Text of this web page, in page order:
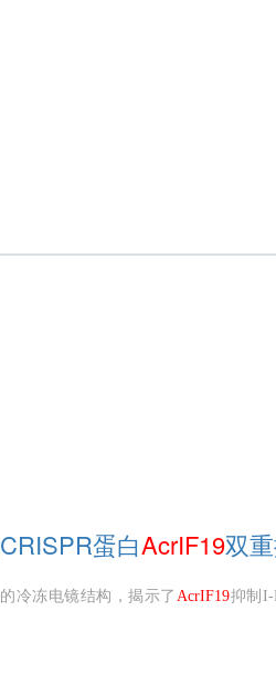
蛋白AcrIF19双
冷冻电镜结构，揭示了 AcrIF19抑制I-